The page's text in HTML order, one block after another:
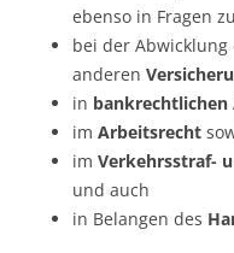
ebenso in Fragen
bei der Abwicklung
anderen
in bankrechtlichen
im Arbeitsrecht
im Verkehrsstraf-
und auch
in Belangen des